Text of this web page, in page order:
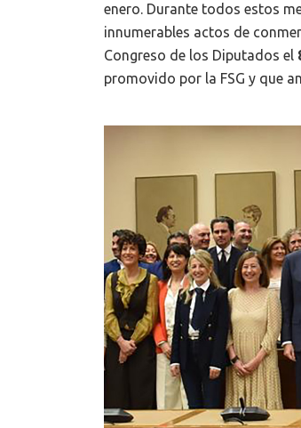
enero. Durante todos estos
innumerables actos de
Congreso de los Diputados el
promovido por la FSG y que